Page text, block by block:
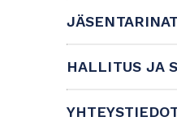
HALLITUS JA